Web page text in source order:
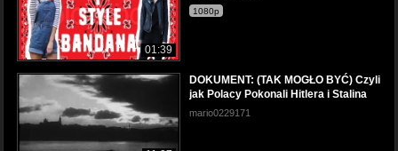
01:39
1080p
DOKUMENT: (TAK MOGŁO BYĆ) Czyli
jak Polacy Pokonali Hitlera i Stalina
mario0229171